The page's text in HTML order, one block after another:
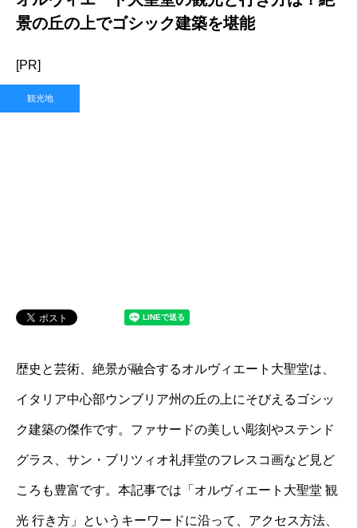
景の丘の上でゴシック建築を堪能
[PR]
観光地
歴史と芸術、絶景が融合するオルヴィエート大聖堂は、
イタリア中心部ウンブリア州の丘の上にそびえるゴシッ
ク建築の傑作です。ファサードの美しい彫刻やステンド
グラス、サン・ブリツィオ礼拝堂のフレスコ画など見ど
ころも豊富です。本記事では「オルヴィエート大聖堂 観
光 行き方」というキーワードに沿って、アクセス方法、